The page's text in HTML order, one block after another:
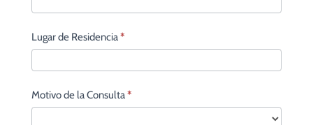
Lugar de Residencia*
Motivo de la Consulta*